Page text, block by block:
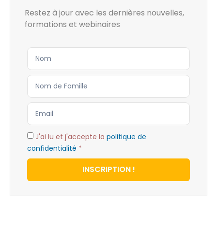
Restez à jour avec les dernières nouvelles,
formations et webinaires
J'ai lu et j'accepte la politique de
confidentialité *
INSCRIPTION !